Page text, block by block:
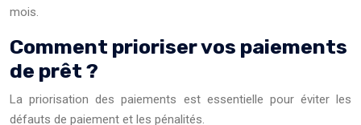
mois.
Comment prioriser vos paiements
de prêt ?
La priorisation des paiements est essentielle pour éviter les
défauts de paiement et les pénalités.